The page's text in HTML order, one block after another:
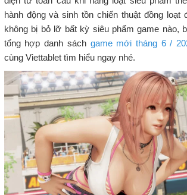
hành động và sinh tồn chiến thuật đồng
không bị bỏ lỡ bất kỳ siêu phẩm game nào,
tổng hợp danh sách game mới tháng 6 /
cùng Viettablet tìm hiểu ngay nhé.